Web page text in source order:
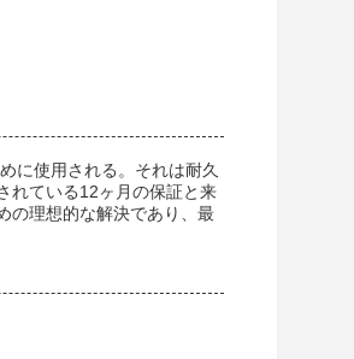
に使用される。それは耐久
れている12ヶ月の保証と来
の理想的な解決であり、最